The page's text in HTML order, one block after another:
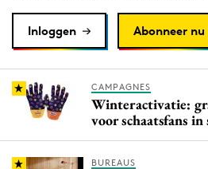
Reputatie & crisis
Inloggen Abonneer nu
CAMPAGNES
Winteractivatie:
voor schaatsfans
BUREAUS